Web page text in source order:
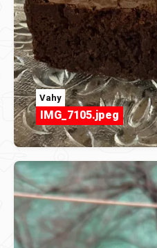
Vahy
IMG_7105.jpeg